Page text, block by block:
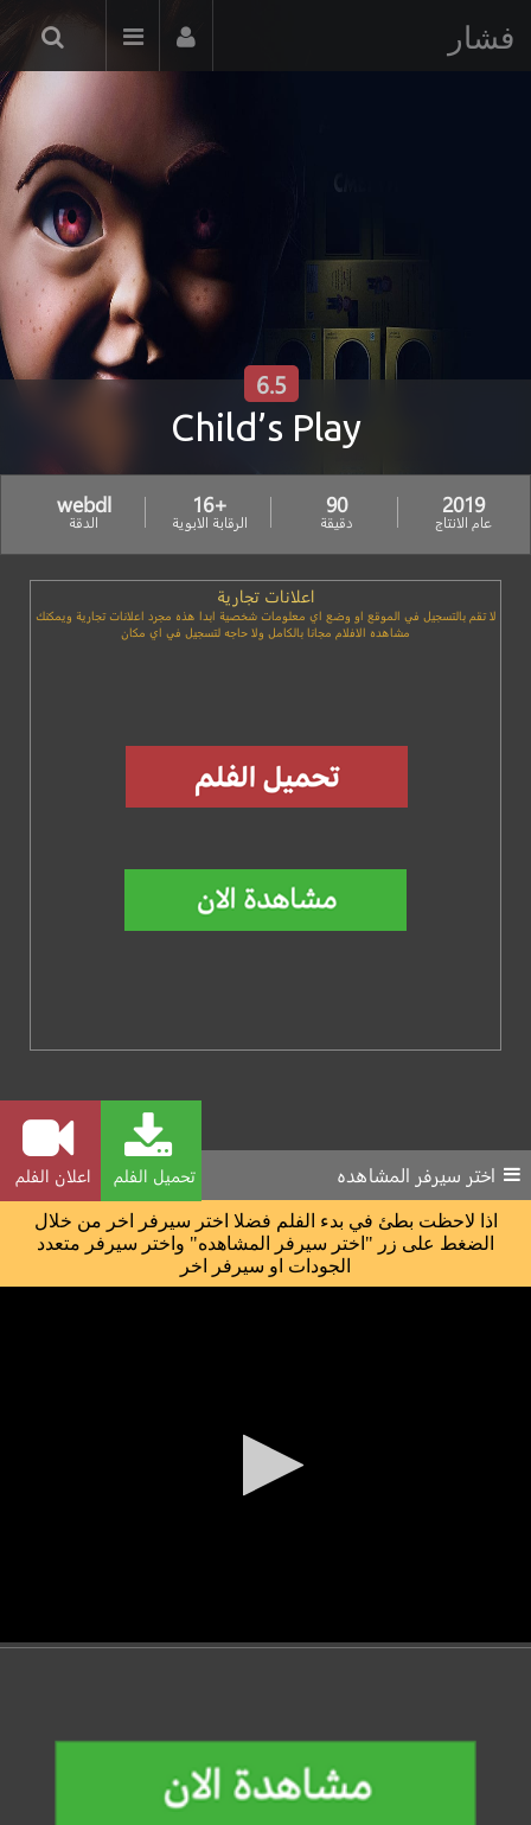
فشار
Child’s Play
6.5
2019
عام الانتاج
90
دقيقة
+16
الرقابة الابوية
webdl
الدقة
اعلانات تجارية
لا تقم بالتسجيل في الموقع او وضع اي معلومات شخصية ابدا هذه مجرد اعلانات تجارية ويمكنك
مشاهده الافلام مجانا بالكامل ولا حاجه لتسجيل في اي مكان
تحميل الفلم اعلان الفلم اختر سيرفر المشاهده
اذا لاحظت بطئ في بدء الفلم فضلا اختر سيرفر اخر من خلال
الضغط على زر "اختر سيرفر المشاهده" واختر سيرفر متعدد
الجودات او سيرفر اخر